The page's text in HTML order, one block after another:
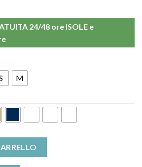
24/48 ore ISOLE e
M